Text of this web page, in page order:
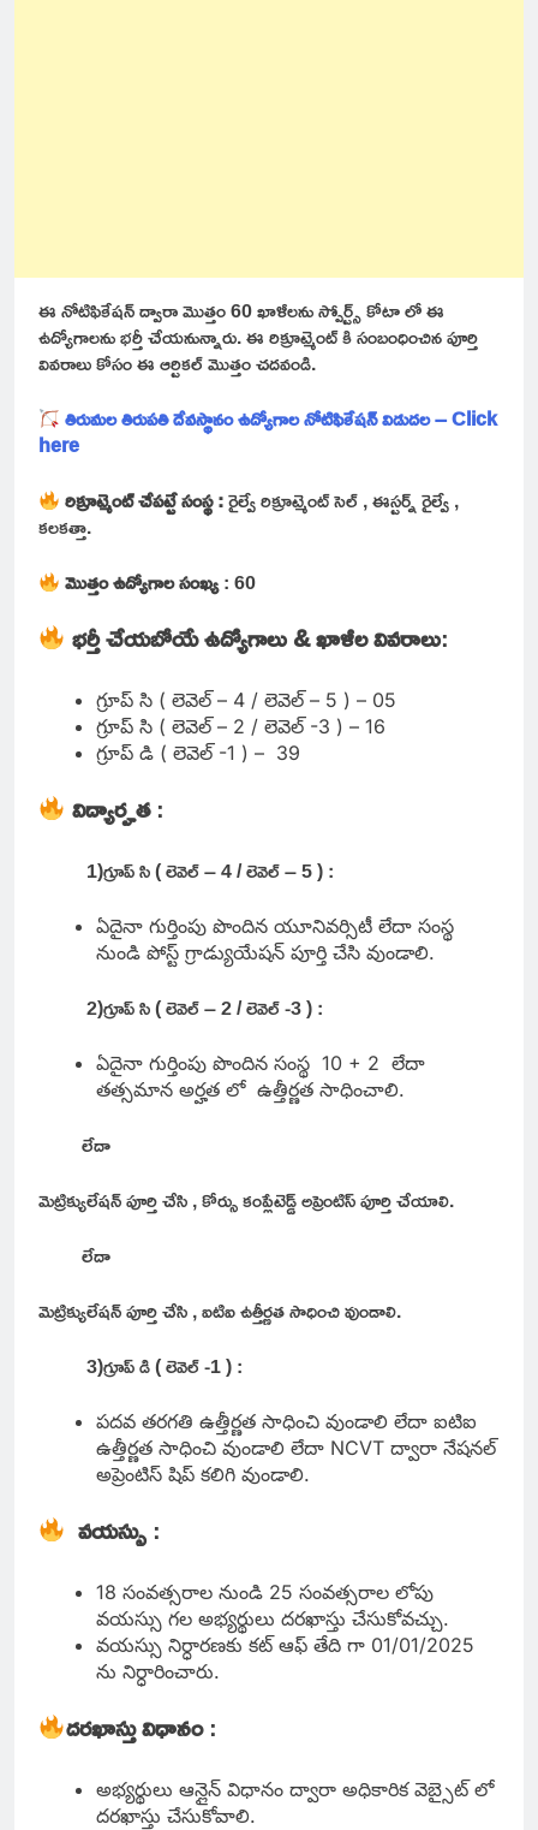
ఈ నోటిఫికేషన్ ద్వారా మొత్తం 60 ఖాళీలను స్పోర్ట్స్ కోటా లో ఈ
ఉద్యోగాలను భర్తీ చేయనున్నారు. ఈ రిక్రూట్మెంట్ కి సంబంధించిన పూర్తి
వివరాలు కోసం ఈ ఆర్టికల్ మొత్తం చదవండి.
తిరుమల తిరుపతి దేవస్థానం ఉద్యోగాల నోటిఫికేషన్ విడుదల – Click
here
రిక్రూట్మెంట్ చేపట్టే సంస్థ :రైల్వే రిక్రూట్మెంట్ సెల్ , ఈస్టర్న్ రైల్వే ,
కలకత్తా.
మొత్తం ఉద్యోగాల సంఖ్య: 60
భర్తీ చేయబోయే ఉద్యోగాలు & ఖాళీల వివరాలు:
గ్రూప్ సి ( లెవెల్ – 4 / లెవెల్ – 5 ) – 05
గ్రూప్ సి ( లెవెల్ – 2 / లెవెల్ -3 ) – 16
గ్రూప్ డి ( లెవెల్ -1 ) – 39
విద్యార్హత:
1)గ్రూప్ సి ( లెవెల్ – 4 / లెవెల్ – 5 ) :
ఏదైనా గుర్తింపు పొందిన యూనివర్సిటీ లేదా సంస్థ
నుండి పోస్ట్ గ్రాడ్యుయేషన్ పూర్తి చేసి వుండాలి.
2)గ్రూప్ సి ( లెవెల్ – 2 / లెవెల్ -3 ) :
ఏదైనా గుర్తింపు పొందిన సంస్థ 10 + 2 లేదా
తత్సమాన అర్హత లో ఉత్తీర్ణత సాధించాలి.
లేదా
మెట్రిక్యులేషన్ పూర్తి చేసి , కోర్సు కంప్లేటెడ్డ్ అప్రెంటిస్ పూర్తి చేయాలి.
లేదా
మెట్రిక్యులేషన్ పూర్తి చేసి , ఐటిఐ ఉత్తీర్ణత సాధించి వుండాలి.
3)గ్రూప్ డి ( లెవెల్ -1 ) :
పదవ తరగతి ఉత్తీర్ణత సాధించి వుండాలి లేదా ఐటిఐ
ఉత్తీర్ణత సాధించి వుండాలి లేదా NCVT ద్వారా నేషనల్
అప్రెంటిస్ షిప్ కలిగి వుండాలి.
వయస్సు:
18 సంవత్సరాల నుండి 25 సంవత్సరాల లోపు
వయస్సు గల అభ్యర్థులు దరఖాస్తు చేసుకోవచ్చు.
వయస్సు నిర్ధారణకు కట్ ఆఫ్ తేది గా 01/01/2025
ను నిర్ధారించారు.
దరఖాస్తు విధానం:
అభ్యర్థులు ఆన్లైన్ విధానం ద్వారా అధికారిక వెబ్సైట్ లో
దరఖాస్తు చేసుకోవాలి.